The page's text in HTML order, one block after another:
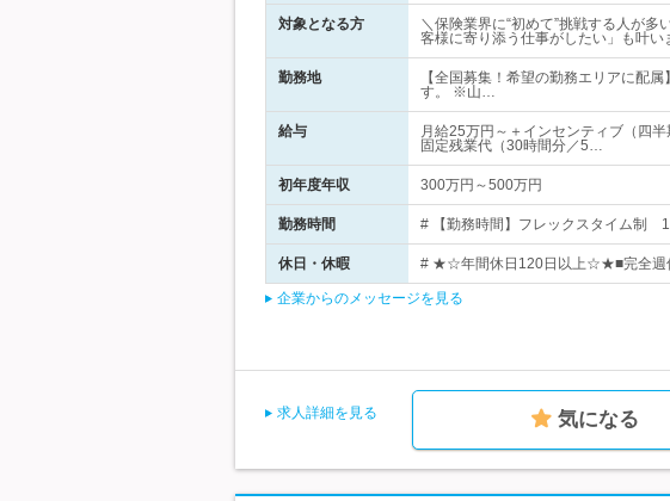
対象となる方
＼保険業界に“初めて”挑戦する人が
客様に寄り添う仕事がしたい」も叶い
勤務地
【全国募集！希望の勤務エリアに配
す。 ※山…
給与
月給25万円～＋インセンティブ（四
固定残業代（30時間分／5…
初年度年収 300万円～500万円
勤務時間 # 【勤務時間】フレックスタイム制
休日・休暇 # ★☆年間休日120日以上☆★■完全週
企業からのメッセージを見る
求人詳細を見る 気になる